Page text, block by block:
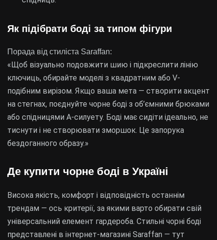
Як підібрати боді за типом фігури
Порада від стиліста Saraffan:
«Щоб візуально подовжити шию і підкреслити лінію
ключиць, обирайте моделі з квадратним або V-
подібним вирізом. Якщо ваша мета — створити акцент
на стегнах, поєднуйте чорне боді з об’ємними брюками
або спідницями А-силуету. Боді має сидіти ідеально, не
тиснути і не створювати зморшок. Це запорука
бездоганного образу.»
Де купити чорне боді в Україні
Висока якість, комфорт і відповідність останнім
трендам — ось критерії, за якими варто обирати свій
універсальний елемент гардероба. Стильні чорні боді
представлені в інтернет-магазині Saraffan — тут